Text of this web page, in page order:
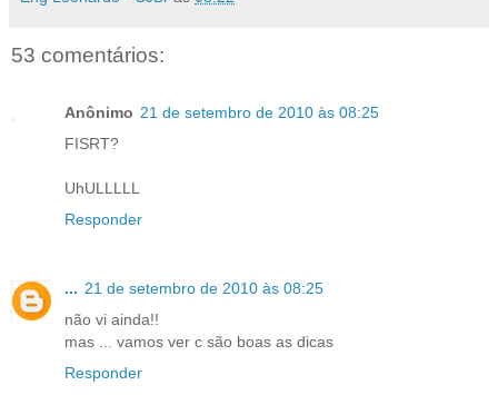
53 comentários:
Anônimo 21 de setembro de 2010 às 08:25
FISRT?
UhULLLLL
Responder
... 21 de setembro de 2010 às 08:25
não vi ainda!!
mas ... vamos ver c são boas as dicas
Responder